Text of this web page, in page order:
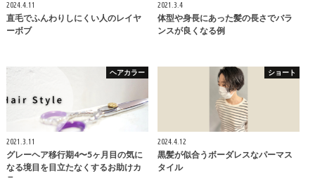
2024.4.11
直毛でふんわりしにくい人のレイヤ
ーボブ
2021.3.4
体型や身長にあった髪の長さでバラ
ンスが良くなる例
ヘアカラー
2021.3.11
グレーヘア移行期4〜5ヶ月目の気に
なる境目を目立たなくするお助けカ
ショート
2024.4.12
黒髪が似合うボーダレスなパーマス
タイル